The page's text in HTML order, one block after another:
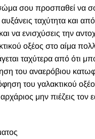
σου προσπαθεί να
ταχύτητα και
να ενισχύσεις την
οξέος στο αίμα
ταχύτερα από ότι
του αναερόβιου
του γαλακτικού
μην πιέζεις